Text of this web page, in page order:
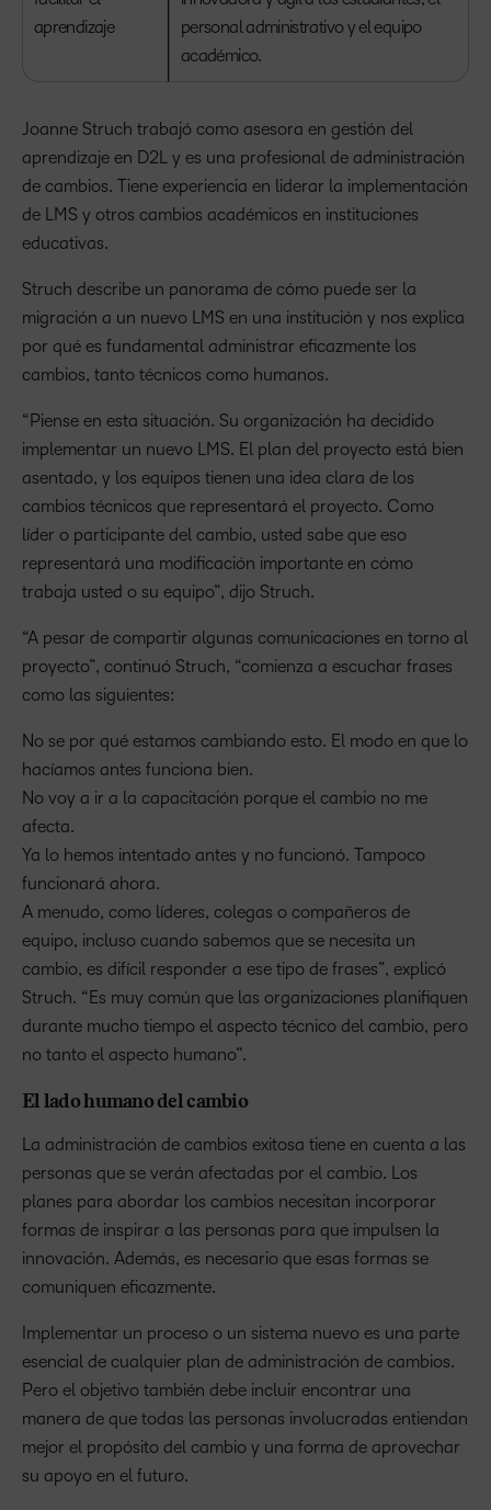
aprendizaje
personal administrativo y el equipo
académico.
Joanne Struch trabajó como asesora en gestión del
aprendizaje en D2L y es una profesional de administración
de cambios. Tiene experiencia en liderar la implementación
de LMS y otros cambios académicos en instituciones
educativas.
Struch describe un panorama de cómo puede ser la
migración a un nuevo LMS en una institución y nos explica
por qué es fundamental administrar eficazmente los
cambios, tanto técnicos como humanos.
“Piense en esta situación. Su organización ha decidido
implementar un nuevo LMS. El plan del proyecto está bien
asentado, y los equipos tienen una idea clara de los
cambios técnicos que representará el proyecto. Como
líder o participante del cambio, usted sabe que eso
representará una modificación importante en cómo
trabaja usted o su equipo”, dijo Struch.
“A pesar de compartir algunas comunicaciones en torno al
proyecto”, continuó Struch, “comienza a escuchar frases
como las siguientes:
No se por qué estamos cambiando esto. El modo en que lo
hacíamos antes funciona bien.
No voy a ir a la capacitación porque el cambio no me
afecta.
Ya lo hemos intentado antes y no funcionó. Tampoco
funcionará ahora.
A menudo, como líderes, colegas o compañeros de
equipo, incluso cuando sabemos que se necesita un
cambio, es difícil responder a ese tipo de frases”, explicó
Struch. “Es muy común que las organizaciones planifiquen
durante mucho tiempo el aspecto técnico del cambio, pero
no tanto el aspecto humano”.
El lado humano del cambio
La administración de cambios exitosa tiene en cuenta a las
personas que se verán afectadas por el cambio. Los
planes para abordar los cambios necesitan incorporar
formas de inspirar a las personas para que impulsen la
innovación. Además, es necesario que esas formas se
comuniquen eficazmente.
Implementar un proceso o un sistema nuevo es una parte
esencial de cualquier plan de administración de cambios.
Pero el objetivo también debe incluir encontrar una
manera de que todas las personas involucradas entiendan
mejor el propósito del cambio y una forma de aprovechar
su apoyo en el futuro.